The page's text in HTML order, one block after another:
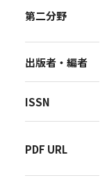
第二分野
出版者・編者
ISSN
PDF URL